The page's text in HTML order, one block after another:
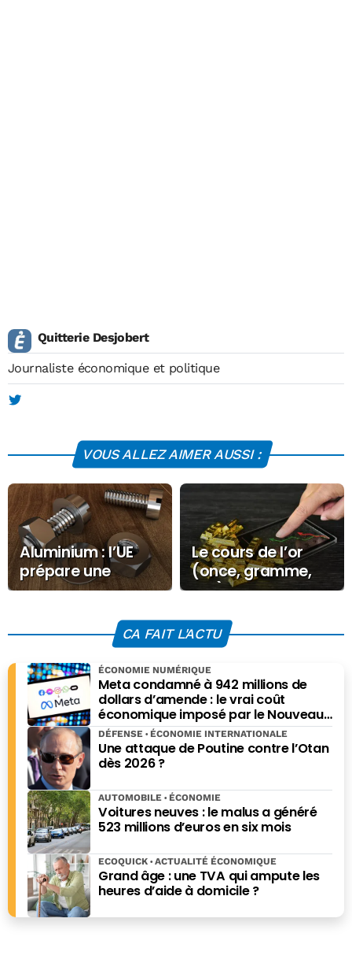
Quitterie Desjobert
Journaliste économique et politique
VOUS ALLEZ AIMER AUSSI :
Aluminium : l’UE
prépare une
mesure historique
exportations
Le cours de l’or
(once, gramme,
kilo) ce Vendredi
CA FAIT L'ACTU
Meta condamné à 942 millions de
dollars d’amende : le vrai coût
économique imposé par le Nouveau-
Mexique
ÉCONOMIE NUMÉRIQUE
Une attaque de Poutine contre l’Otan
dès 2026 ?
DÉFENSE ÉCONOMIE INTERNATIONALE
Voitures neuves : le malus a généré
523 millions d’euros en six mois
AUTOMOBILE ÉCONOMIE
Grand âge : une TVA qui ampute les
heures d’aide à domicile ?
ECOQUICK ACTUALITÉ ÉCONOMIQUE